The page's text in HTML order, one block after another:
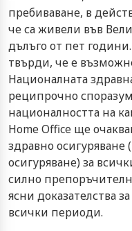
пребиваване, в
че са живели във
дълъго от пет
твърди, че е
Националната
реципрочно
националността на
Home Office ще
здравно осигуряване
осигуряване) за
силно
ясни доказателства
всички периоди.